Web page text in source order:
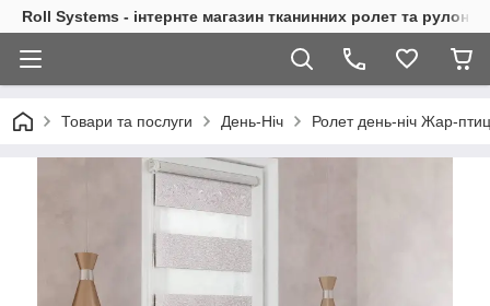
Roll Systems - інтернте магазин тканинних ролет та
Товари та послуги День-Ніч Ролет день-ніч Жар-